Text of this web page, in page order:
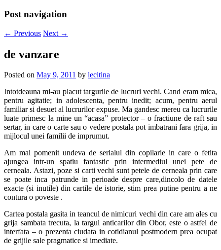
Post navigation
← Previous Next →
de vanzare
Posted on May 9, 2011 by lecitina
Intotdeauna mi-au placut targurile de lucruri vechi. Cand eram mica,
pentru agitatie; in adolescenta, pentru inedit; acum, pentru aerul
familiar si desuet al lucrurilor expuse. Ma gandesc mereu ca lucrurile
luate primesc la mine un “acasa” protector – o fractiune de raft sau
sertar, in care o carte sau o vedere postala pot imbatrani fara grija, in
mijlocul unei familii de imprumut.
Am mai pomenit undeva de serialul din copilarie in care o fetita
ajungea intr-un spatiu fantastic prin intermediul unei pete de
cerneala. Astazi, poze si carti vechi sunt petele de cerneala prin care
se poate inca patrunde in perioade despre care,dincolo de datele
exacte (si inutile) din cartile de istorie, stim prea putine pentru a ne
contura o poveste .
Cartea postala gasita in teancul de nimicuri vechi din care am ales cu
grija sambata trecuta, la targul anticarilor din Obor, este o astfel de
interfata – o prezenta ciudata in cotidianul postmodern prea ocupat
de grijile sale pragmatice si imediate.